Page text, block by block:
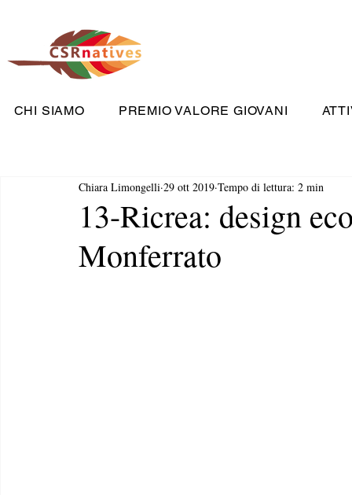
CHI SIAMO PREMIO VALORE GIOVANI
13-Ricrea: design
Monferrato
Chiara Limongelli 29 ott 2019 Tempo di lettura: 2 min